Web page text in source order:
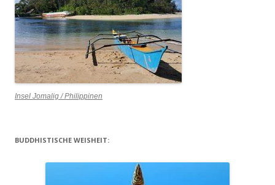
Insel Jomalig / Philippinen
BUDDHISTISCHE WEISHEIT: